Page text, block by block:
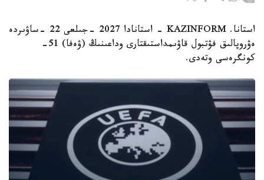
استانا. KAZINFORM - استانادا 2027 -جىلعى 22 -ساۋىردە
ەۋروپالىق فۋتبول قاۋىمداستىقتارى وداعىنىڭ (ۋەفا) 51-
كونگرەسى وتەدى.